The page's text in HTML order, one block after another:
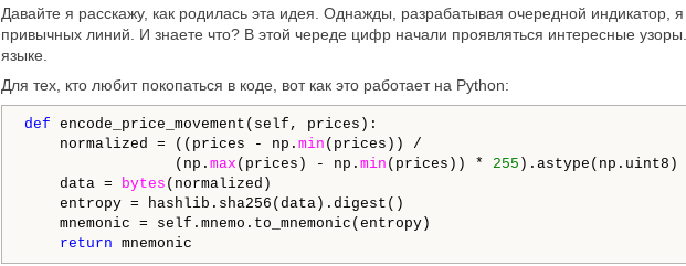
Давайте я расскажу, как родилась эта идея. Однажды, разрабатывая очередной индикатор,
привычных линий. И знаете что? В этой череде цифр начали проявляться интересные
языке.
Для тех, кто любит покопаться в коде, вот как это работает на Python:
def encode_price_movement(self, prices):
normalized = ((prices - np. min (prices)) /
(np. max (prices) - np. min (prices)) * 255 ).astype(np.uint8)
data = bytes (normalized)
entropy = hashlib.sha256(data).digest()
mnemonic = self.mnemo.to_mnemonic(entropy)
return mnemonic